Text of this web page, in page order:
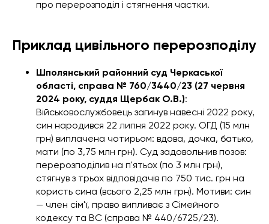
про перерозподіл і стягнення частки.
Приклад цивільного перерозподілу
Шполянський районний суд Черкаської
області, справа № 760/3440/23 (27 червня
2024 року, суддя Щербак О.В.):
Військовослужбовець загинув навесні 2022 року,
син народився 22 липня 2022 року. ОГД (15 млн
грн) виплачена чотирьом: вдова, дочка, батько,
мати (по 3,75 млн грн). Суд задовольнив позов:
перерозподілив на п'ятьох (по 3 млн грн),
стягнув з трьох відповідачів по 750 тис. грн на
користь сина (всього 2,25 млн грн). Мотиви: син
— член сім'ї, право випливає з Сімейного
кодексу та ВС (справа № 440/6725/23).